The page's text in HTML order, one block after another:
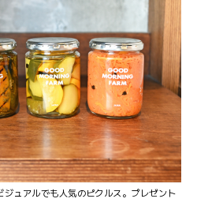
ュアルでも人気のピクルス。プレゼント